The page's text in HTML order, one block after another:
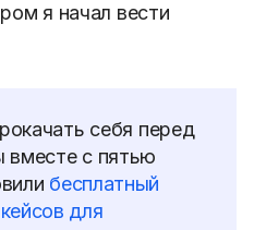
я начал вести
себя перед
вместе с пятью
бесплатный
для